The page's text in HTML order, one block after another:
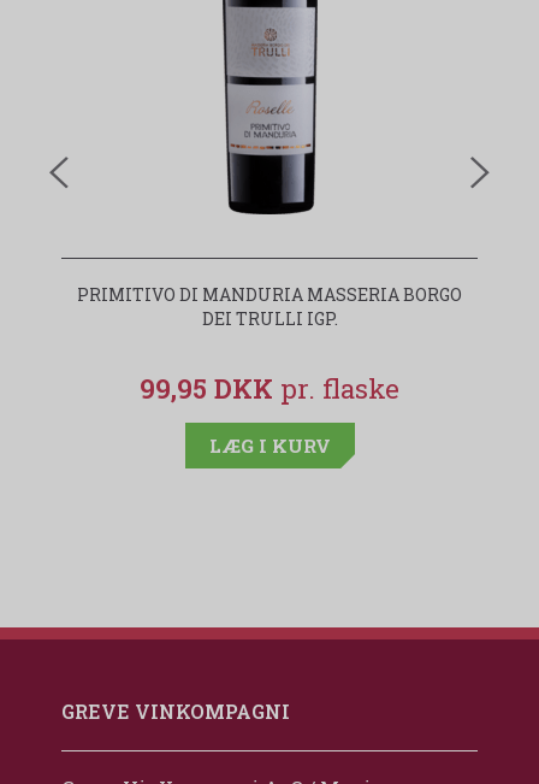
PRIMITIVO DI MANDURIA MASSERIA BORGO
DEI TRULLI IGP.
99,95 DKK
LÆG I KURV
GREVE VINKOMPAGNI